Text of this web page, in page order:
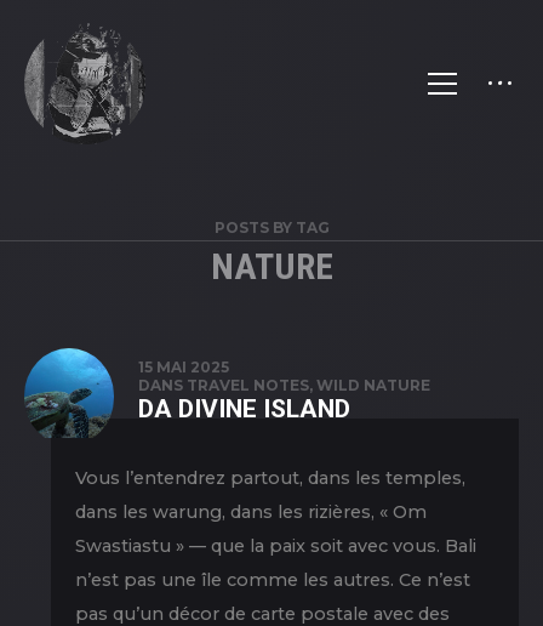
POSTS BY TAG
NATURE
15 MAI 2025
DANS TRAVEL NOTES,WILD NATURE
DA DIVINE ISLAND
Vous l’entendrez partout, dans les temples,
dans les warung, dans les rizières, « Om
Swastiastu » — que la paix soit avec vous. Bali
n’est pas une île comme les autres. Ce n’est
pas qu’un décor de carte postale avec des